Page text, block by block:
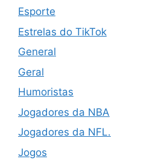
Esporte
Estrelas do TikTok
General
Geral
Humoristas
Jogadores da NBA
Jogadores da NFL.
Jogos